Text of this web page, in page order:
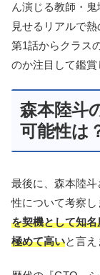
ん演じる教師・
見せるリアルで
第1話からクラス
のか注目して鑑賞
森本陸斗
可能性は
最後に、森本陸
性について考察し
を契機として知
極めて高いと言え